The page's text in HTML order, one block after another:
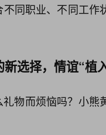
同职业、不同工
选择，情谊“植
物而烦恼吗？小熊